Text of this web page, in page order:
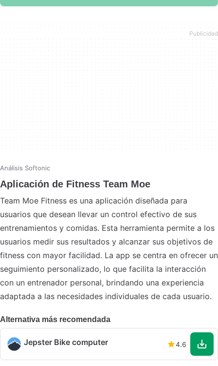
Análisis Softonic
Aplicación de Fitness Team Moe
Team Moe Fitness es una aplicación diseñada para
usuarios que desean llevar un control efectivo de sus
entrenamientos y comidas. Esta herramienta permite a los
usuarios medir sus resultados y alcanzar sus objetivos de
fitness con mayor facilidad. La app se centra en ofrecer un
seguimiento personalizado, lo que facilita la interacción
con un entrenador personal, brindando una experiencia
adaptada a las necesidades individuales de cada usuario.
Alternativa más recomendada
Jepster Bike computer 4.6